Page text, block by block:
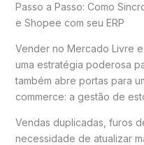
Passo a Passo: Como
e Shopee com seu ERP
Vender no Mercado Livre
uma estratégia poderosa
também abre portas para
commerce: a gestão de
Vendas duplicadas, furos
necessidade de atualizar